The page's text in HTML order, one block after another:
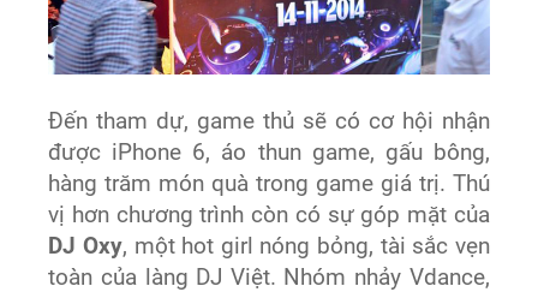
Đến tham dự, game thủ sẽ có cơ hội nhận
được iPhone 6, áo thun game, gấu bông,
hàng trăm món quà trong game giá trị. Thú
vị hơn chương trình còn có sự góp mặt của
DJ Oxy, một hot girl nóng bỏng, tài sắc vẹn
toàn của làng DJ Việt. Nhóm nhảy Vdance,